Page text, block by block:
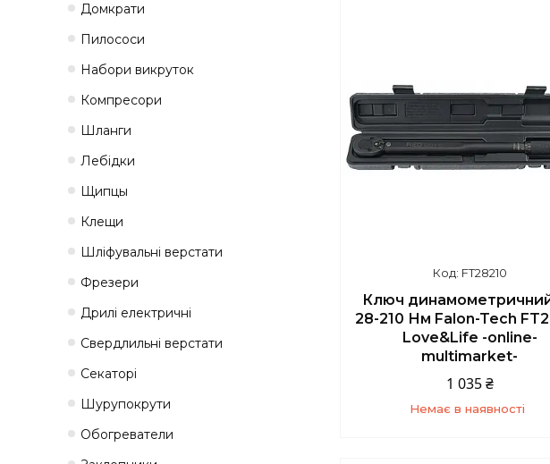
FT28210
Ключ
28-210 Нм Falon-Tech
Love&Life -online-
multimarket-
1 035 ₴
Немає в наявності
Домкрати
Пилососи
Набори викруток
Компресори
Шланги
Лебідки
Щипцы
Клещи
Шліфувальні верстати
Фрезери
Дрилі електричні
Свердлильні верстати
Секаторі
Шурупокрути
Обогреватели